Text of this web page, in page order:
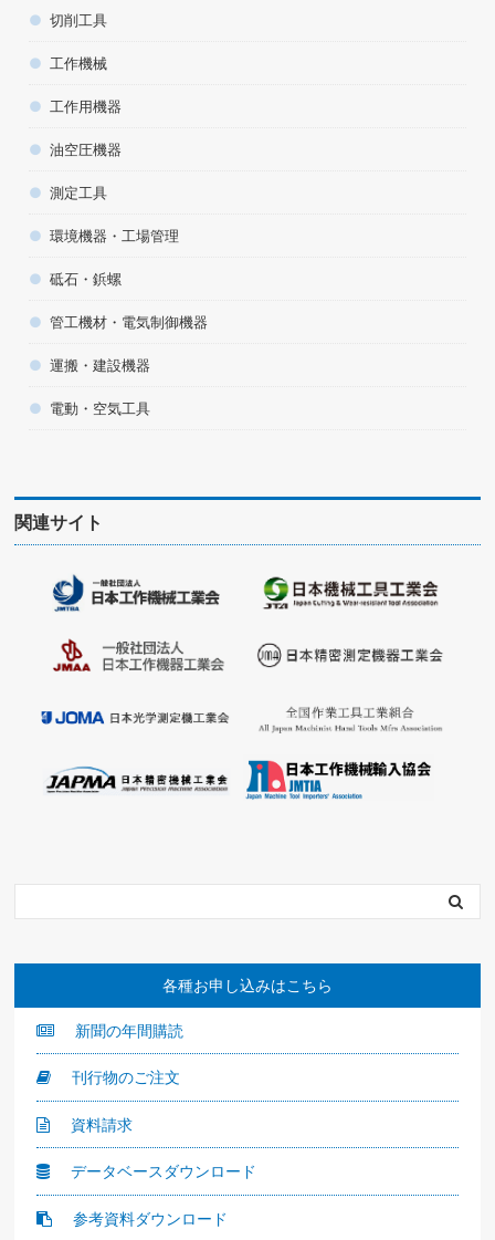
切削工具
工作機械
工作用機器
油空圧機器
測定工具
環境機器・工場管理
砥石・鋲螺
管工機材・電気制御機器
運搬・建設機器
電動・空気工具
関連サイト
各種お申し込みはこちら
新聞の年間購読
刊行物のご注文
資料請求
データベースダウンロード
参考資料ダウンロード